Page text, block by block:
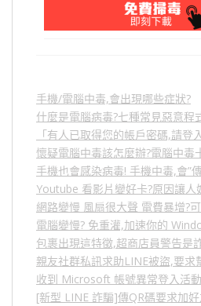
手機/電腦中毒,會出現哪些症狀?
什麼是電腦病毒?七種常見惡意程
「有人已取得您的帳戶密碼,請
懷疑電腦中毒該怎麼辦?電腦中毒
手機也會感染病毒! 手機中毒,會”
Youtube 看影片變好卡?原因讓人
網路變慢 風扇很大聲 電費暴增?
電腦變慢? 免重灌,加速你的
包裹出現這特徵,超商店員警告是
親友社群私訊求助LINE被盜,要
收到 Microsoft 帳號異常登入活
[新型 LINE 詐騙]傳QR碼要求加